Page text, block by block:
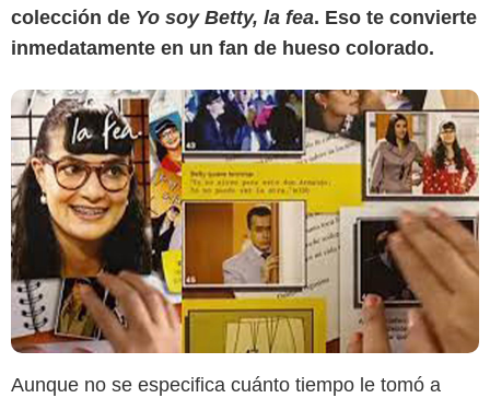
colección de Yo soy Betty, la fea. Eso te convierte
inmedatamente en un fan de hueso colorado.
Aunque no se especifica cuánto tiempo le tomó a